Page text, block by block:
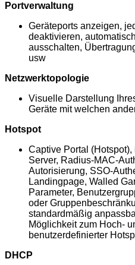
Portverwaltung
Geräteports anzeigen,
deaktivieren,
ausschalten,
usw
Netzwerktopologie
Visuelle Darstellung
Geräte mit welchen
Hotspot
Captive Portal
Server, Radius-MAC-
Autorisierung, SSO-
Landingpage, Walled
Parameter,
oder
standardmäßig
Möglichkeit zum Hoch-
benutzerdefinierter
DHCP